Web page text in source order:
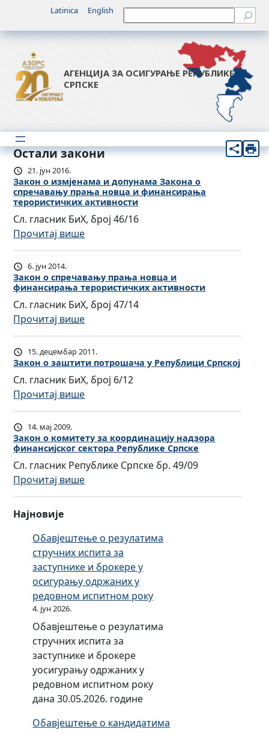
Latinica English Претрага
АГЕНЦИЈА ЗА ОСИГУРАЊЕ РЕПУБЛИКЕ
СРПСКЕ
Остали закони
21. јун 2016.
Закон о измјенама и допунама Закона о
спречавању прања новца и финансирања
терористичких активности
Сл. гласник БиХ, број 46/16
Прочитај више:
З
к
о
н
о
и
з
м
ј
е
м
а
и
д
н
а
м
а
З
к
о
н
а
о
с
р
6. јун 2014.
Закон о спречавању прања новца и
финансирања терористичких активности
Сл. гласник БиХ, број 47/14
Прочитај више:
З
а
к
о
п
р
е
ч
њ
у
п
р
а
а
н
о
в
ц
а
ф
15. децембар 2011.
Закон о заштити потрошача у Републици Српској
Сл. гласник БиХ, број 6/12
Прочитај више:
З
к
о
н
о
з
т
и
т
и
п
т
р
о
ш
а
ч
у
14. мај 2009.
Закон о комитету за координацију надзора
финансијског сектора Републике Српске
Сл. гласник Републике Српске бр. 49/09
Прочитај више:
З
о
н
о
к
о
и
т
е
т
у
з
к
Најновије
Обавјештење о резулатима
стручних испита за
заступнике и брокере у
осигурању одржаних у
редовном испитном року
4. јун 2026.
Обавјештење о резулатима
стручних испита за
заступнике и брокере
уосигурању одржаних у
редовном испитном року
дана 30.05.2026. године
Обавјештење о кандидатима